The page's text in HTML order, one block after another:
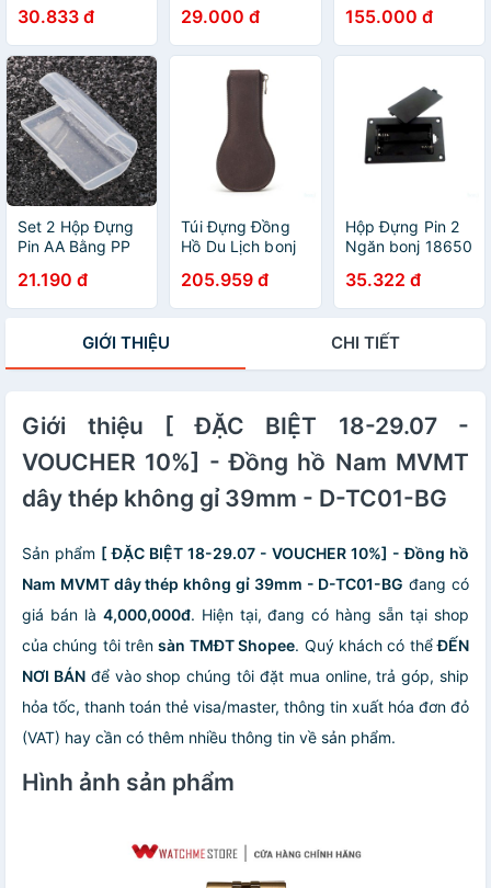
30.833 đ
Sức
29.000 đ
360TRE
155.000 đ
Set 2 Hộp Đựng
Pin AA Bằng PP
Dụng
21.190 đ
Túi Đựng Đồng
Hồ Du Lịch bonj
Đựng Mềm Mại
205.959 đ
Hộp Đựng Pin 2
Ngăn bonj 18650
35.322 đ
GIỚI THIỆU CHI TIẾT
Giới thiệu [ ĐẶC BIỆT 18-29.07 -
VOUCHER 10%] - Đồng hồ Nam MVMT
dây thép không gỉ 39mm - D-TC01-BG
Sản phẩm [ ĐẶC BIỆT 18-29.07 - VOUCHER 10%] - Đồng hồ
Nam MVMT dây thép không gỉ 39mm - D-TC01-BG đang có
giá bán là 4,000,000đ. Hiện tại, đang có hàng sẵn tại shop
của chúng tôi trênsàn TMĐT Shopee. Quý khách có thểĐẾN
NƠI BÁNđể vào shop chúng tôi đặt mua online, trả góp, ship
hỏa tốc, thanh toán thẻ visa/master, thông tin xuất hóa đơn đỏ
(VAT) hay cần có thêm nhiều thông tin về sản phẩm.
Hình ảnh sản phẩm